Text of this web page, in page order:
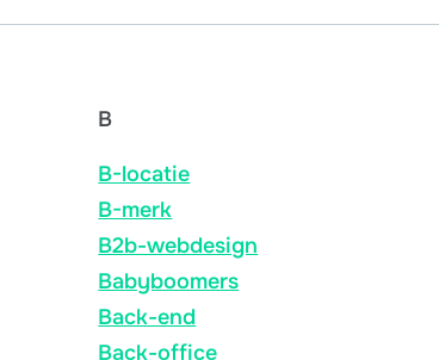
B
B-locatie
B-merk
B2b-webdesign
Babyboomers
Back-end
Back-office